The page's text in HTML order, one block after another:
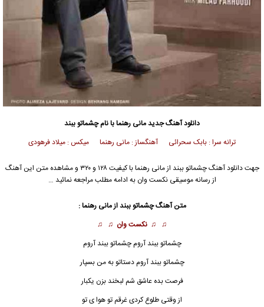
دانلود آهنگ جدیدمانی رهنمابا نام چشماتو ببند
ترانه سرا : بابک سحرائی آهنگساز : مانی رهنما میکس : میلاد فرهودی
جهت دانلود آهنگ چشماتو ببند ازمانی رهنما
با کیفیت ۱۲۸ و ۳۲۰ و مشاهده متن این آهنگ
از رسانه موسیقی نکست وان به ادامه مطلب مراجعه نمائید …
متن آهنگ چشماتو ببند ازمانی رهنما:
♫ ♫ نکست وان ♫ ♫
چشماتو ببند آروم چشماتو ببند آروم
چشماتو ببند آروم دستاتو به من بسپار
فرصت بده عاشق شم لبخند بزن یکبار
از وقتی طلوع کردی غرقم تو هوا ی تو